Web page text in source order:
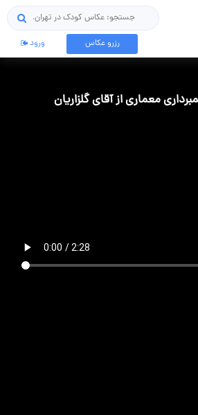
جستجو
رزرو عکاس ورود
معماری از آقای گلزاریان